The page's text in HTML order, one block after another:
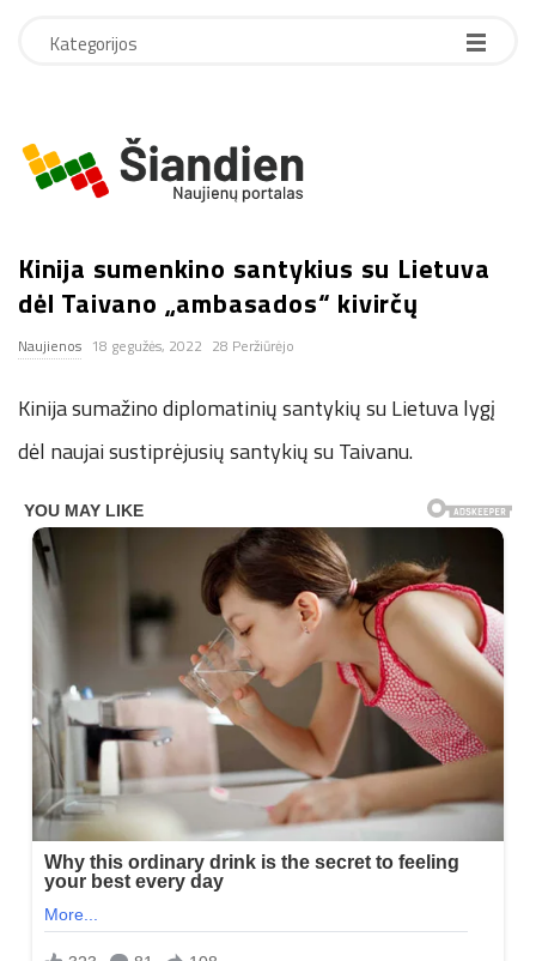
Kategorijos
S
a
n
d
i
e
n
n
e
t
Kinija sumenkino santykius su Lietuva
dėl Taivano „ambasados“ kivirčų
Naujienos 18 gegužės, 2022 28 Peržiūrėjo
Kinija sumažino diplomatinių santykių su Lietuva lygį
dėl naujai sustiprėjusių santykių su Taivanu.